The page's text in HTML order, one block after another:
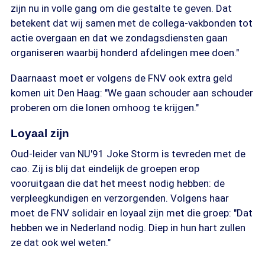
zijn nu in volle gang om die gestalte te geven. Dat
betekent dat wij samen met de collega-vakbonden tot
actie overgaan en dat we zondagsdiensten gaan
organiseren waarbij honderd afdelingen mee doen."
Daarnaast moet er volgens de FNV ook extra geld
komen uit Den Haag: "We gaan schouder aan schouder
proberen om die lonen omhoog te krijgen."
Loyaal zijn
Oud-leider van NU'91 Joke Storm is tevreden met de
cao. Zij is blij dat eindelijk de groepen erop
vooruitgaan die dat het meest nodig hebben: de
verpleegkundigen en verzorgenden. Volgens haar
moet de FNV solidair en loyaal zijn met die groep: "Dat
hebben we in Nederland nodig. Diep in hun hart zullen
ze dat ook wel weten."